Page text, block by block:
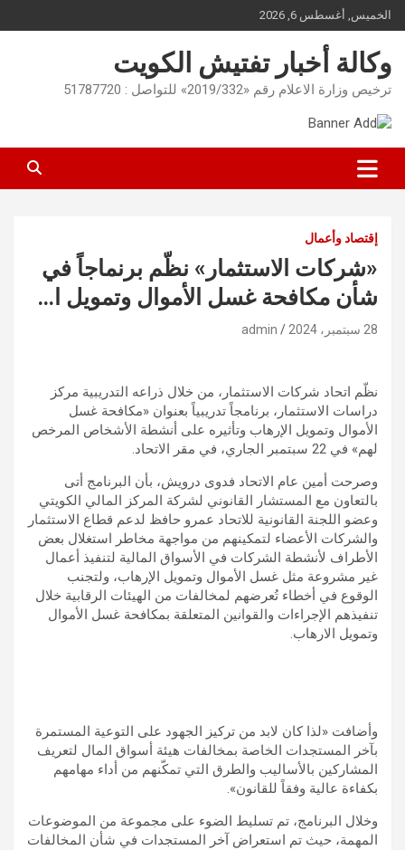
Skip
to
content
الخميس, أغسطس 6, 2026
وكالة أخبار تفتيش الكويت
ترخيص وزارة الاعلام رقم «2019/332» للتواصل : 51787720
إقتصاد وأعمال
«شركات الاستثمار» نظّم برنماجاً في
شأن مكافحة غسل الأموال وتمويل ا…
28 سبتمبر، 2024 admin
نظّم اتحاد شركات الاستثمار، من خلال ذراعه التدريبية مركز
دراسات الاستثمار، برنامجاً تدريبياً بعنوان «مكافحة غسل
الأموال وتمويل الإرهاب وتأثيره على أنشطة الأشخاص المرخص
لهم» في 22 سبتمبر الجاري، في مقر الاتحاد.
وصرحت أمين عام الاتحاد فدوى درويش، بأن البرنامج أتى
بالتعاون مع المستشار القانوني لشركة المركز المالي الكويتي
وعضو اللجنة القانونية للاتحاد عمرو حافظ لدعم قطاع الاستثمار
والشركات الأعضاء لتمكينهم من مواجهة مخاطر استغلال بعض
الأطراف لأنشطة الشركات في الأسواق المالية لتنفيذ أعمال
غير مشروعة مثل غسل الأموال وتمويل الإرهاب، ولتجنب
الوقوع في أخطاء تُعرضهم لمخالفات من الهيئات الرقابية خلال
تنفيذهم الإجراءات والقوانين المتعلقة بمكافحة غسل الأموال
وتمويل الارهاب.
وأضافت «لذا كان لابد من تركيز الجهود على التوعية المستمرة
بآخر المستجدات الخاصة بمخالفات هيئة أسواق المال لتعريف
المشاركين بالأساليب والطرق التي تمكّنهم من أداء مهامهم
بكفاءة عالية وفقاً للقانون».
وخلال البرنامج، تم تسليط الضوء على مجموعة من الموضوعات
المهمة، حيث تم استعراض آخر المستجدات في شأن المخالفات